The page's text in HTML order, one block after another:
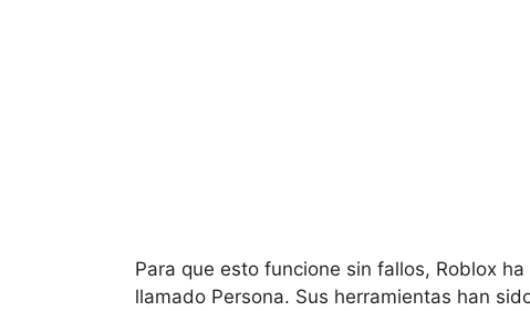
Para que esto funcione sin fallos, Roblox
llamado Persona. Sus herramientas han